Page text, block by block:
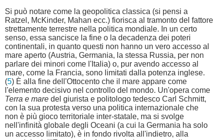
Si può notare come la geopolitica classica (si pensi a
Ratzel, McKinder, Mahan ecc.) fiorisca al tramonto del fattore
strettamente terrestre nella politica mondiale. In un certo
senso, essa sancisce la fine o la decadenza dei poteri
continentali, in quanto questi non hanno un vero accesso al
mare aperto (Austria, Germania, la stessa Russia, per non
parlare dei minori come l'Italia) o, pur avendo accesso al
mare, come la Francia, sono limitati dalla potenza inglese.
(5) È alla fine dell'Ottocento che il mare appare come
l'elemento decisivo nel controllo del mondo. Un'opera come
Terra e mare del giurista e politologo tedesco Carl Schmitt,
con la sua protesta verso una politica internazionale che
non è più gioco territoriale inter-statale, ma si svolge
nell'infinità globale degli Oceani (a cui la Germania ha solo
un accesso limitato), è in fondo rivolta all'indietro, alla